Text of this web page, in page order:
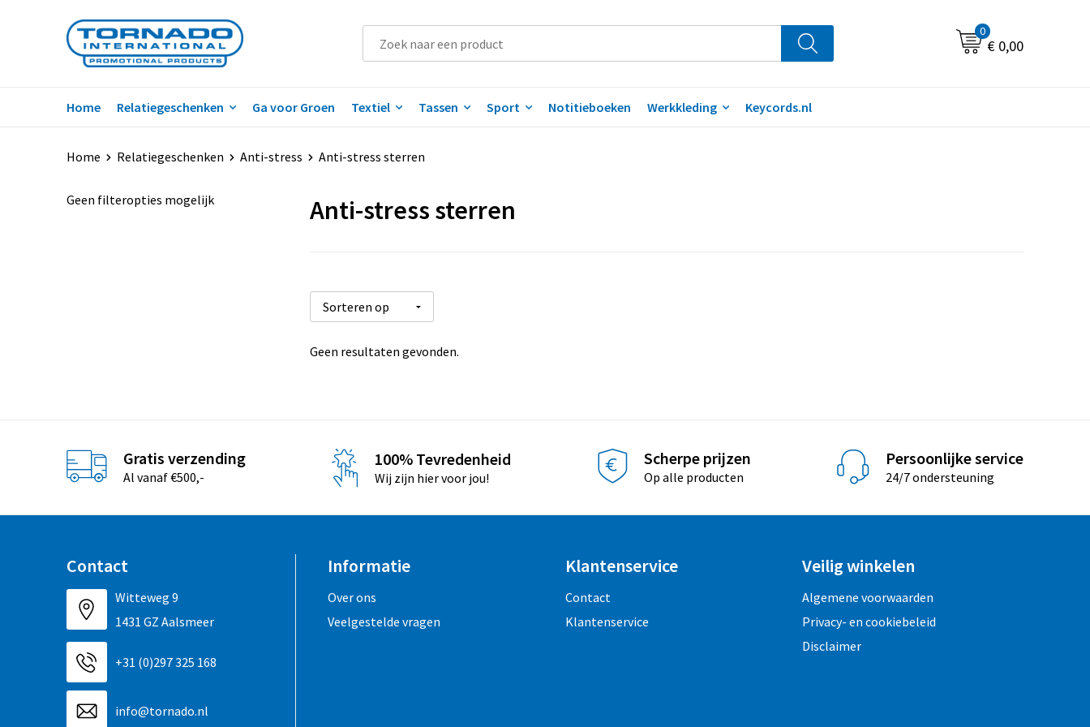
0
€ 0,00
Home Relatiegeschenken Ga voor Groen Textiel Tassen Sport Notitieboeken Werkkleding Keycords.nl
Home Relatiegeschenken Anti-stress Anti-stress sterren
Geen filteropties mogelijk Anti-stress sterren
Geen resultaten gevonden.
Gratis verzending
Al vanaf €500,-
100% Tevredenheid
Wij zijn hier voor jou!
Scherpe prijzen
Op alle producten
Persoonlijke service
24/7 ondersteuning
Contact
Witteweg 9
1431 GZ Aalsmeer
+31 (0)297 325 168
info@tornado.nl
Informatie
Over ons
Veelgestelde vragen
Klantenservice
Contact
Klantenservice
Veilig winkelen
Algemene voorwaarden
Privacy- en cookiebeleid
Disclaimer